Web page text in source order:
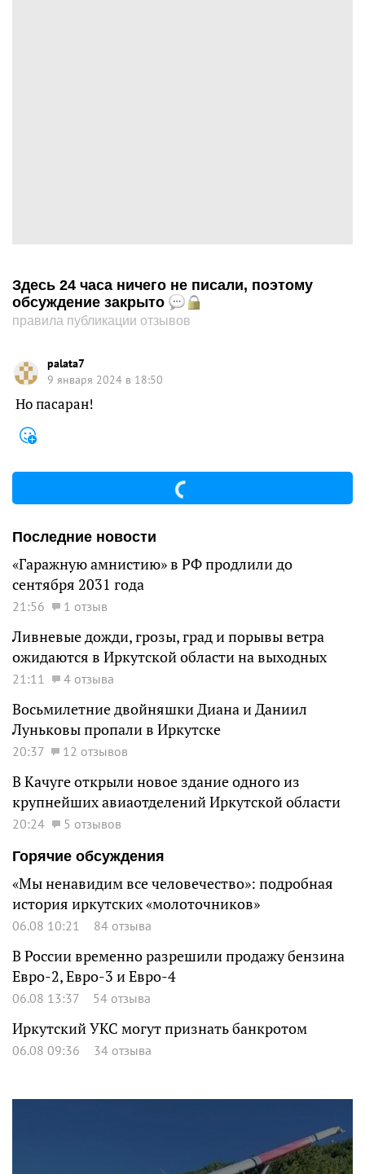
Здесь 24 часа ничего не писали, поэтому
обсуждение закрыто
правила публикации отзывов
palata7
9 января 2024 в 18:50
Но пасаран!
Последние новости
«Гаражную амнистию» в РФ продлили до
сентября 2031 года
21:56 1 отзыв
Ливневые дожди, грозы, град и порывы ветра
ожидаются в Иркутской области на выходных
21:11 4 отзыва
Восьмилетние двойняшки Диана и Даниил
Луньковы пропали в Иркутске
20:37 12 отзывов
В Качуге открыли новое здание одного из
крупнейших авиаотделений Иркутской области
20:24
5 отзывов
Горячие обсуждения
«Мы ненавидим все человечество»: подробная
история иркутских «молоточников»
06.08 10:21 84 отзыва
В России временно разрешили продажу бензина
Евро-2, Евро-3 и Евро-4
06.08 13:37 54 отзыва
Иркутский УКС могут признать банкротом
06.08 09:36 34 отзыва